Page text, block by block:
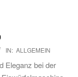
IN: ALLGEMEIN
Eleganz bei der